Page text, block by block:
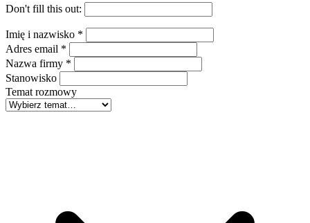
Don't fill this out:
Imię i nazwisko *
Adres email *
Nazwa firmy *
Stanowisko
Temat rozmowy